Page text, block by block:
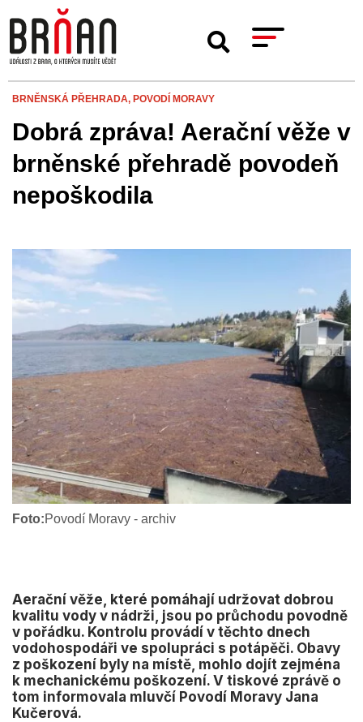
BRNĚNSKÁ PŘEHRADA, POVODÍ MORAVY
Dobrá zpráva! Aerační věže v
brněnské přehradě povodeň
nepoškodila
Foto:Povodí Moravy - archiv
Aerační věže, které pomáhají udržovat dobrou
kvalitu vody v nádrži, jsou po průchodu povodně
v pořádku. Kontrolu provádí v těchto dnech
vodohospodáři ve spolupráci s potápěči. Obavy
z poškození byly na místě, mohlo dojít zejména
k mechanickému poškození. V tiskové zprávě o
tom informovala mluvčí Povodí Moravy Jana
Kučerová.